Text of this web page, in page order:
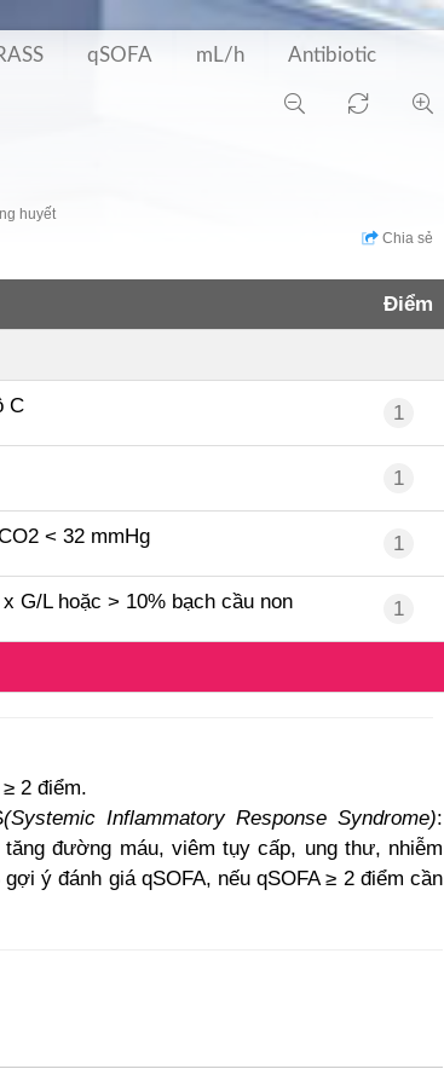
qSOFA mL/h Antibiotic
huyết
Chia sẻ
Điểm
C 1
1
< 32 mmHg 1
G/L hoặc > 10% bạch cầu non 1
2 điểm.
(Systemic Inflammatory Response Syndrome):
đường máu, viêm tụy cấp, ung thư, nhiễm
ý đánh giá qSOFA, nếu qSOFA ≥ 2 điểm cần